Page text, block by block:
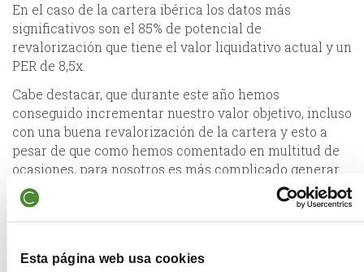
Esta página web usa cookies
En el caso de la cartera ibérica los datos más
significativos son el 85% de potencial de
revalorización que tiene el valor liquidativo actual y un
PER de 8,5x.
Cabe destacar, que durante este año hemos
conseguido incrementar nuestro valor objetivo, incluso
con una buena revalorización de la cartera y esto a
pesar de que como hemos comentado en multitud de
ocasiones, para nosotros es más complicado generar
valor en España y Portugal debido a los pocos valores
que componen ambas bolsas.
cartera ibérica es que hemos modificado el folleto del